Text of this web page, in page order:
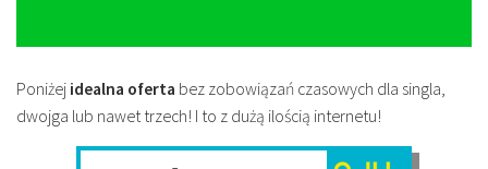
Poniżej idealna oferta bez zobowiązań czasowych dla singla,
dwojga lub nawet trzech! I to z dużą ilością internetu!